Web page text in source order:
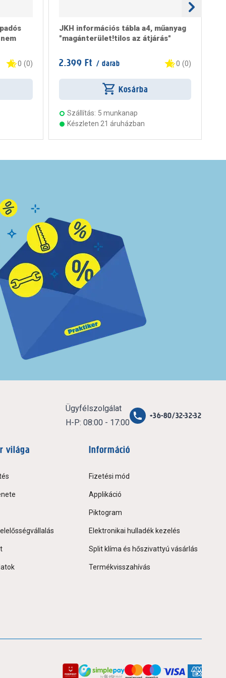
0 (0)
JKH információs tábla a4, műanyag
"magánterület!tilos az átjárás"
2.399 Ft / darab 0 (0)
Kosárba
Szállítás: 5 munkanap
Készleten 21 áruházban
Ügyfélszolgálat
H-P: 08:00 - 17:00
+36-80/32-32-32
világa Információ
Fizetési mód
Applikáció
Piktogram
Elektronikai hulladék kezelés
Split klíma és hőszivattyú vásárlás
Termékvisszahívás